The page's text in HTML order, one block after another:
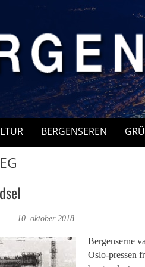
BERGENSEREN
10. oktober 2018
Bergenserne
Oslo-pressen